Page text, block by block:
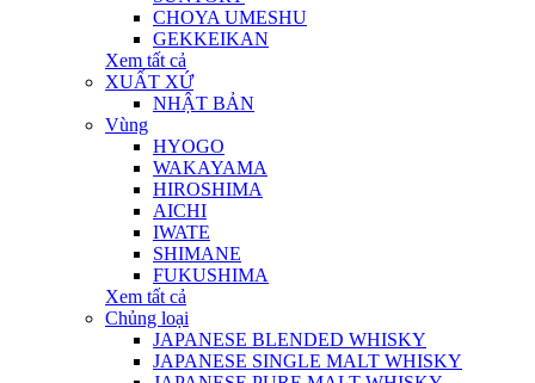
CHOYA UMESHU
GEKKEIKAN
Xem tất cả
XUẤT XỨ
NHẬT BẢN
Vùng
HYOGO
WAKAYAMA
HIROSHIMA
AICHI
IWATE
SHIMANE
FUKUSHIMA
Xem tất cả
Chủng loại
JAPANESE BLENDED WHISKY
JAPANESE SINGLE MALT WHISKY